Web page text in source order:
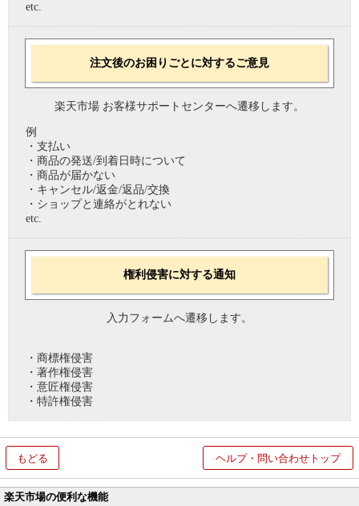
etc.
注文後のお困りごとに対するご意見
楽天市場 お客様サポートセンターへ遷移します。
例
・支払い
・商品の発送/到着日時について
・商品が届かない
・キャンセル/返金/返品/交換
・ショップと連絡がとれない
etc.
権利侵害に対する通知
入力フォームへ遷移します。
・商標権侵害
・著作権侵害
・意匠権侵害
・特許権侵害
もどる ヘルプ・問い合わせトップ
楽天市場の便利な機能